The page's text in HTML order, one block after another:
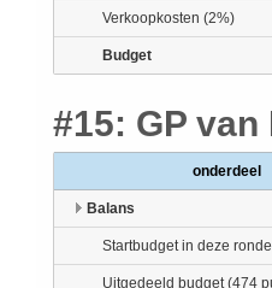
Verkoopkosten (2%)
Budget
#15: GP
onderdeel
Balans
Startbudget in deze ronde
Uitgedeeld budget (474